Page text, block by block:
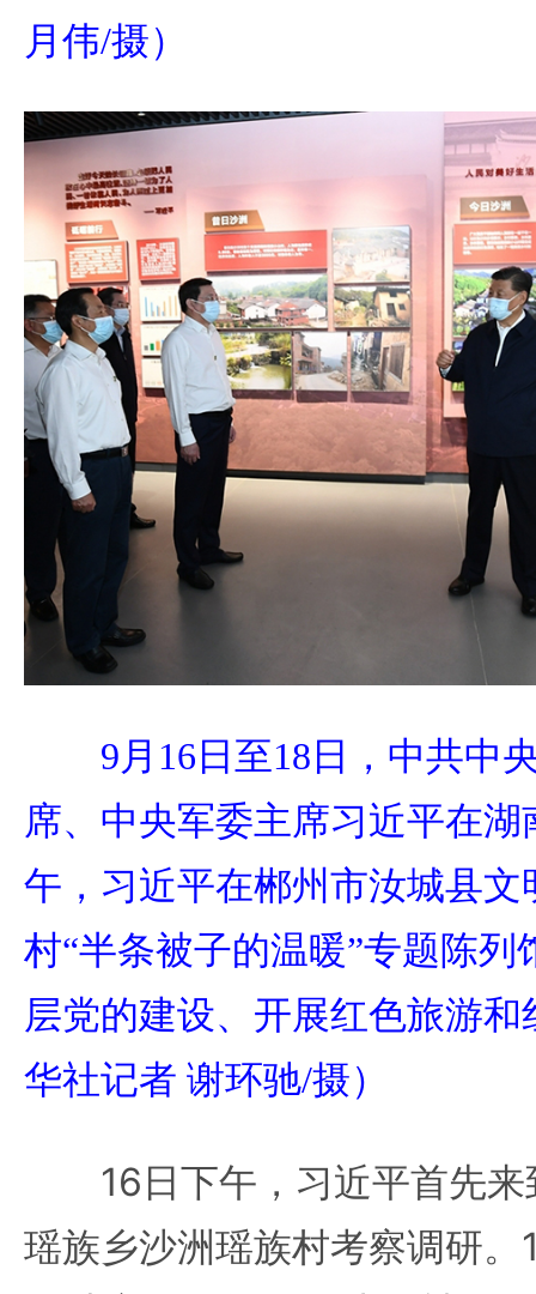
月伟/摄）
9月16日至18日，中共中
席、中央军委主席习近平在
午，习近平在郴州市汝城县
村“半条被子的温暖”专题陈
层党的建设、开展红色旅游
华社记者 谢环驰/摄）
16日下午，习近平首先来
瑶族乡沙洲瑶族村考察调研